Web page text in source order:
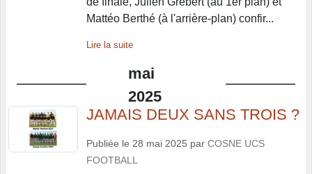
Mattéo Berthé (à l'arrière-plan) confir...
Lire la suite
mai
2025
JAMAIS DEUX SANS TROIS ?
Publiée le 28 mai 2025 par COSNE UCS
FOOTBALL